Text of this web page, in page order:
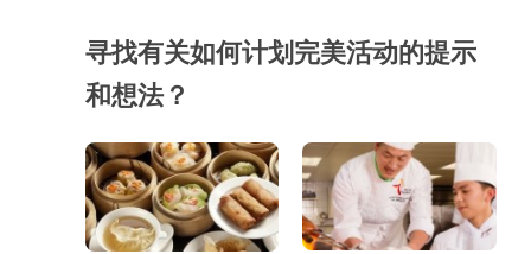
寻找有关如何计划完美活动的提示
和想法？